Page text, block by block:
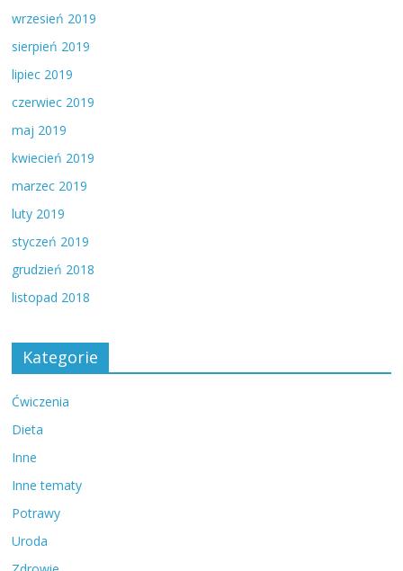
wrzesień 2019
sierpień 2019
lipiec 2019
czerwiec 2019
maj 2019
kwiecień 2019
marzec 2019
luty 2019
styczeń 2019
grudzień 2018
listopad 2018
Kategorie
Ćwiczenia
Dieta
Inne
Inne tematy
Potrawy
Uroda